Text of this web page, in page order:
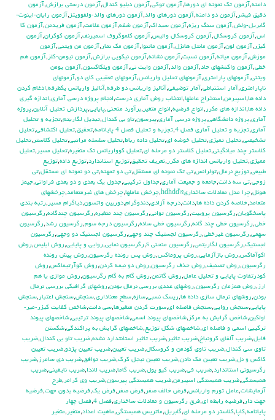
دامنه,آزمون تك نمونه اي دورها,آزمون توكي,آزمون دبليو كندال,آزمون درستي برازش,آزمون
دقيق فيشر ,آزمون دو دامنه,آزمون دورهاي والد,آزمون دورهاي والد-ولفوويتز ,آزمون رايان-اينوت-
گابريل-ولش,آزمون سنگ ريزه,آزمون سيداك,آزمون شفه,آزمون علامت,آزمون فريدمن,آزمون كا
اس,آزمون كروسكال,آزمون كروسكال واليس,آزمون كلموگروف اسميرنف,آزمون كوكران,آزمون
كيزر ,آزمون لون,آزمون مانتل هانزل,آزمون ماننوا,آزمون مك نمار ,آزمون من ويتني,آزمون
موزش,آزمون ميانه,آزمون نسبت,آزمون نشانه,آزمون نيكويي برازش,آزمون نيومن-كلز ,آزمون هم
خطي,آزمون واكنشهاي حاد,آزمون والد,آزمون وايت ني,آزمون ويلكاكسون,آزمون يومن
ويتني,آزمونهاي پارامتري,آزمونهاي تحليل واريانس,آزمونهاي تعقيبي كاي دو,آزمونهاي
ناپارامتري,آمار استنباطي,آمار توضيفي,آناليز واريانس دو طرفه,آناليز واريانس يکطرفه,ادغام كردن
داده ها,اسپيرمن,استخراج عاملها,انتخاب روش آماري درست,انجام پروژه درسي آماري,اندازه گيري
داده ها,اندازه هاي مكرر ,انواع فرضيه,انواع متغير ,برآورد منحني,پايايي,پردازش تحليل آنلاين,پروژه
آماري,پروژه دانشگاهي,پروژه درسي آماري,پيرسون,تاو بي کندال,تبديل لگاريتم,تجزيه و تحليل
آماري,تجزيه و تحليل آماري فصل 4 ,تجزيه و تحليل فصل 4 پايانامه ,تحقيق,تحليل اكتشافي,تحليل
تشخيصي,تحليل تميزي,تحليل خوشه اي,تحليل داده رباط,تحليل سلسله مراتبي,تحليل كلاستر ,تحليل
كلاستر چند ميانگيني,تحليل كلاستر دو مرحله اي,تحليل كوواريانس تك متغيره,تحليل مسير ,تحليل
مميزي,تحليل واريانس اندازه هاي مكرر ,تعريف تحقيق,توزيع استاندارد,توزيع داده,توزيع
طبيعي,توزيع نرمال,تولرانس,تي تک نمونه اي مستقل,تي دو تمهنه,تي دو نمونه اي مستقل,تي
زوجي,تي سه دانت,جامعه و جميعت آماري,جداول تركيبي,جدول يك بعدي و دو بعدي فراواني,جيمز
هوئل,چرا مدل معادلات ساختاری؟\hdhdd ,چرخش عاملها,چرخش هاي غيرمتعامد,چرخشهاي
متعامد,خلاصه كردن داده ها,دانت,درجه آزادي,دندوگرام,دوربين واتسون,دياگرام مسير ,رتبه بندي
پاسخگويان,رگرسيون پروبيت,رگرسيون تواني,رگرسيون چند متغيره,رگرسيون چندگانه,رگرسيون
خطي,رگرسيون خطي چند گانه,رگرسيون خطي ساده,رگرسيون درجه سوم,رگرسيون رشد,رگرسيون
سهمي,رگرسيون غيرخطي,رگرسيون لجستيك چند وجهي,رگرسيون لجستيك دو وجهي,رگرسيون
لجستيک,رگرسيون لگاريتمي,رگرسيون منحني s ,رگرسيون نمايي,روايي و پايايي,روش ابليمن,روش
اكوآماكس,روش بازآزمايي,روش پروماكس,روش پس رونده رگرسيون,روش پيش رونده
رگرسيون,روش تصنيف,روش حذف رگرسيون,روش دو نيمه كردن,روش كوآرتيماكس,روش
كودرتفاوت پايايي و تحليل عامل,روش گاتمن,روش گام به گام رگرسيون,روش موازي يا هم
ارز ,روش همزمان رگرسيون,روشهاي عددي بررسي نرمال بودن,روشهاي گرافيكي بررسي نرمال
بودن,روشهاي نرمال سازي داده ها,ريسك نسبي,سازه,سطح معناداري,سنجش,سنجش اعتبار ,سنجش
پايايي,سنجش روايي,سنجش فاصله اي,سورت كردن متغيرها,سي دانت,شاخص كفايت كيزر-مير-
اولكين,شاخص گرايش به مركز ,شاخصهاي پيوند اسمي,شاخصهاي پيوند ترتيبي,شاخصهاي پيوند
تركيبي اسمي و فاصله اي,شاخصهاي شكل توزيع,شاخصهاي گرايش به پراكندگي,شكستن
فايل,ضريب آلفاي کرونباخ,ضريب تاثير ,ضريب تاثير استانتدارد نشده,ضريب تاو بي كندال,ضريب
تاوي سي كندال,ضريب تاوي گودمن و كروسكال,ضريب تعيين,ضريب تعيين پژدو,ضريب تعيين
كاكس و نل,ضريب تعيين مك نادن,ضريب تعيين نيجل كرك,ضريب توافق,ضريب دي سامرز ,ضريب
رگرسيوني استاندارد,ضريب في,ضريب كيو يول,ضريب گاما,ضريب لاندا,ضريب نايقيني,ضريب
همبستگي,ضريب همبستگي اسپيرمن,ضريب همبستگي پيرسون,ضريب وي كرامر ,طرح
آزمايشات,عامل تورم واريانس,فرض خالف صفر ,فرض صفر ,فرض يك,فرضيه بدون جهت,فرضيه
جهت دار ,فرضيه رابطه اي,فرق رگرسیون و معادلات ساختاری,فصل 4 ,فصل چهار
پايانامه,كاپا,كلاستر دو مرحله اي,گابريل,ماتريس همبستگي,ماهيت اعداد,متغير ,متغير